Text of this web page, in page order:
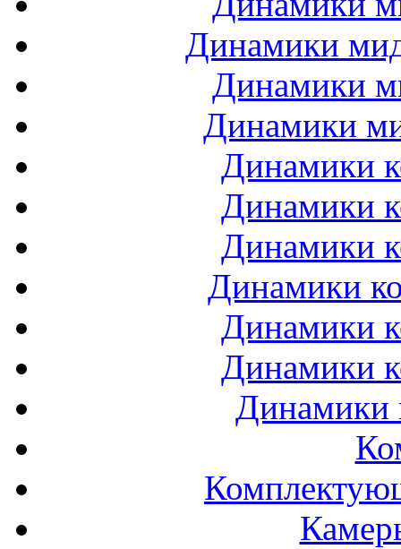
Динамики
Динамики
Динамики
Динамики
Динамики
Динамики
Динамики
Динамики
Динамики
Динамики